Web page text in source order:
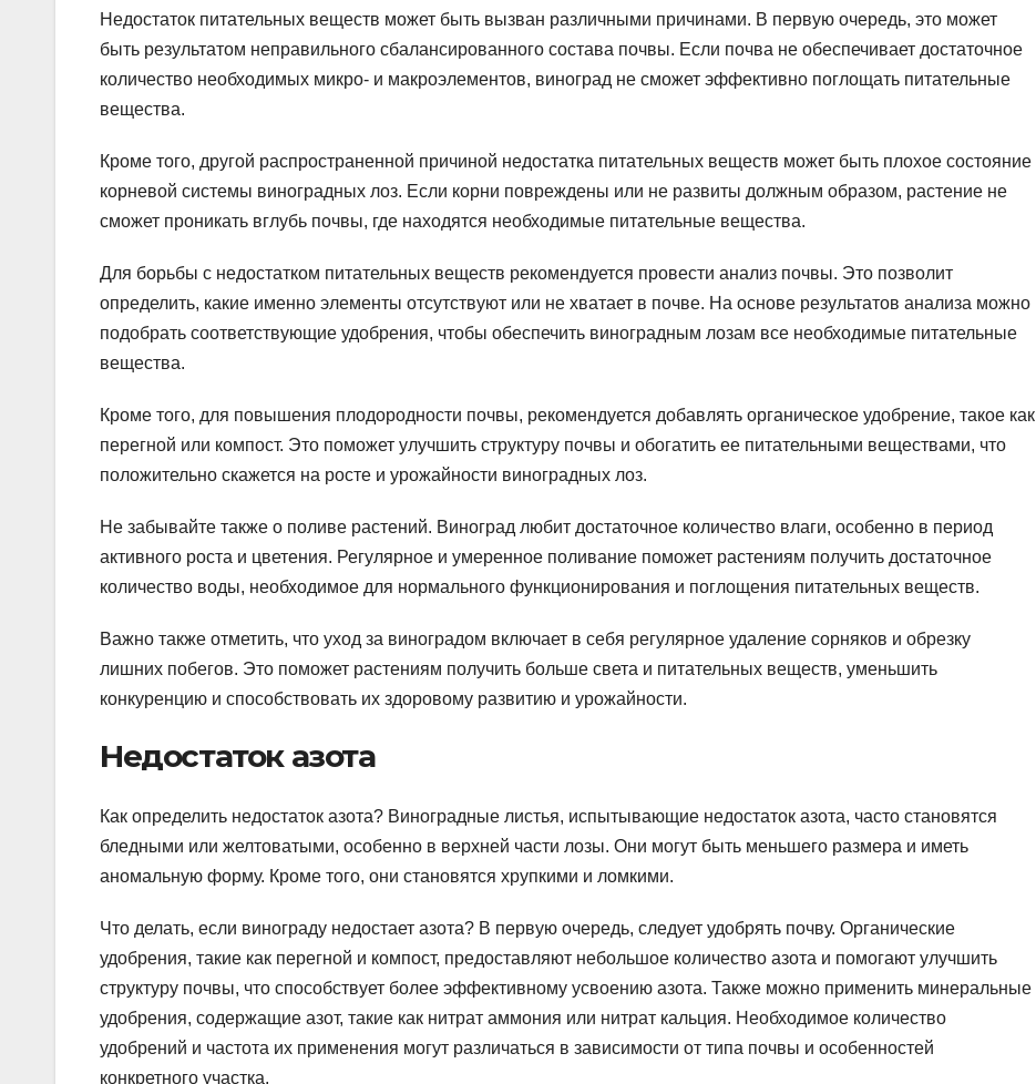
Недостаток питательных веществ может быть вызван различными причинами. В первую очередь, это может
быть результатом неправильного сбалансированного состава почвы. Если почва не обеспечивает достаточное
количество необходимых микро- и макроэлементов, виноград не сможет эффективно поглощать питательные
вещества.
Кроме того, другой распространенной причиной недостатка питательных веществ может быть плохое состояние
корневой системы виноградных лоз. Если корни повреждены или не развиты должным образом, растение не
сможет проникать вглубь почвы, где находятся необходимые питательные вещества.
Для борьбы с недостатком питательных веществ рекомендуется провести анализ почвы. Это позволит
определить, какие именно элементы отсутствуют или не хватает в почве. На основе результатов анализа можно
подобрать соответствующие удобрения, чтобы обеспечить виноградным лозам все необходимые питательные
вещества.
Кроме того, для повышения плодородности почвы, рекомендуется добавлять органическое удобрение, такое как
перегной или компост. Это поможет улучшить структуру почвы и обогатить ее питательными веществами, что
положительно скажется на росте и урожайности виноградных лоз.
Не забывайте также о поливе растений. Виноград любит достаточное количество влаги, особенно в период
активного роста и цветения. Регулярное и умеренное поливание поможет растениям получить достаточное
количество воды, необходимое для нормального функционирования и поглощения питательных веществ.
Важно также отметить, что уход за виноградом включает в себя регулярное удаление сорняков и обрезку
лишних побегов. Это поможет растениям получить больше света и питательных веществ, уменьшить
конкуренцию и способствовать их здоровому развитию и урожайности.
Недостаток азота
Как определить недостаток азота? Виноградные листья, испытывающие недостаток азота, часто становятся
бледными или желтоватыми, особенно в верхней части лозы. Они могут быть меньшего размера и иметь
аномальную форму. Кроме того, они становятся хрупкими и ломкими.
Что делать, если винограду недостает азота? В первую очередь, следует удобрять почву. Органические
удобрения, такие как перегной и компост, предоставляют небольшое количество азота и помогают улучшить
структуру почвы, что способствует более эффективному усвоению азота. Также можно применить минеральные
удобрения, содержащие азот, такие как нитрат аммония или нитрат кальция. Необходимое количество
удобрений и частота их применения могут различаться в зависимости от типа почвы и особенностей
конкретного участка.